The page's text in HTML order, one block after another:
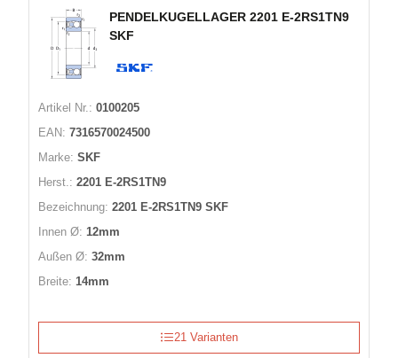
PENDELKUGELLAGER 2201 E-2RS1TN9
SKF
Artikel Nr.: 0100205
EAN: 7316570024500
Marke: SKF
Herst.: 2201 E-2RS1TN9
Bezeichnung: 2201 E-2RS1TN9 SKF
Innen Ø: 12mm
Außen Ø: 32mm
Breite: 14mm
21 Varianten